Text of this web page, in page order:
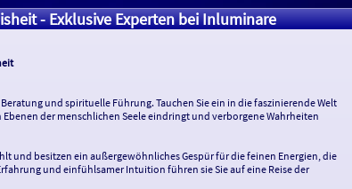
- Exklusive Experten bei Inluminare
und spirituelle Führung. Tauchen Sie ein in die faszinierende Welt
der menschlichen Seele eindringt und verborgene Wahrheiten
und besitzen ein außergewöhnliches Gespür für die feinen Energien, die
und einfühlsamer Intuition führen sie Sie auf eine Reise der